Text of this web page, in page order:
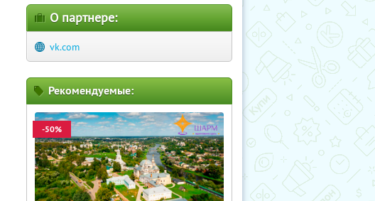
О партнере:
vk.com
Рекомендуемые:
-50%